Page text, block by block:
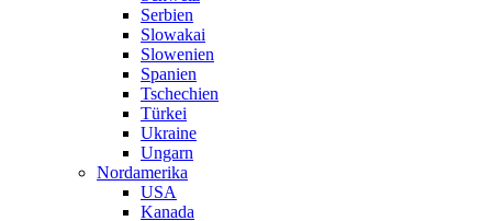
Serbien
Slowakai
Slowenien
Spanien
Tschechien
Türkei
Ukraine
Ungarn
Nordamerika
USA
Kanada